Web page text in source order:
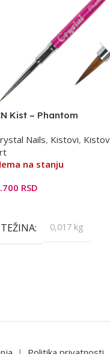
Kist – Phantom
Nails, Kistovi,
na stanju
RSD
TEŽINA 0,017 kg